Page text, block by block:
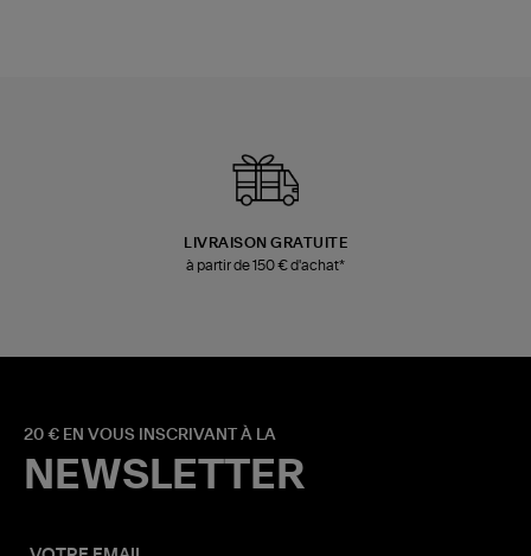
LIVRAISON GRATUITE
à partir de 150 € d'achat*
20 € EN VOUS INSCRIVANT À LA
NEWSLETTER